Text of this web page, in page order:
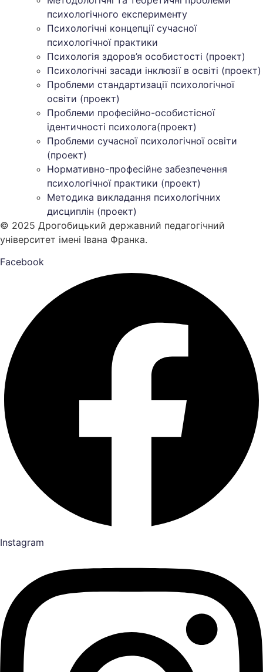
психологічного експерименту
Психологічні концепції сучасної
психологічної практики
Психологія здоров’я особистості (проект)
Психологічні засади інклюзії в освіті (проект)
Проблеми стандартизації психологічної
освіти (проект)
Проблеми професійно-особистісної
ідентичності психолога(проект)
Проблеми сучасної психологічної освіти
(проект)
Нормативно-професійне забезпечення
психологічної практики (проект)
Методика викладання психологічних
дисциплін (проект)
© 2025 Дрогобицький державний педагогічний
університет імені Івана Франка.
Facebook
Instagram